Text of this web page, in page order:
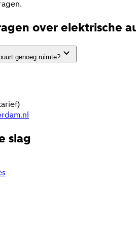
over elektrische
genoeg ruimte?
slag